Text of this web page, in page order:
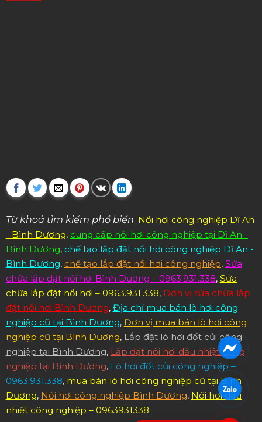
Từ khoá tìm kiếm phổ biến: Nồi hơi công nghiệp Dĩ An
- Bình Dương, cung cấp nồi hơi công nghiệp tại Dĩ An -
Bình Dương, chế tạo lắp đặt nồi hơi công nghiệp Dĩ An -
Bình Dương, chế tạo lắp đặt nồi hơi công nghiệp, Sửa
chữa lắp đặt nồi hơi Bình Dương – 0963.931.338, Sửa
chữa lắp đặt nồi hơi – 0963.931.338, Đơn vị sửa chữa lắp
đặt nồi hơi Bình Dương, Địa chỉ mua bán lò hơi công
nghiệp cũ tại Bình Dương, Đơn vị mua bán lò hơi công
nghiệp cũ tại Bình Dương, Lắp đặt lò hơi đốt củi công
nghiệp tại Bình Dương, Lắp đặt nồi hơi dầu nhiệt công
nghiệp tại Bình Dương, Lò hơi đốt củi công nghiệp –
0963.931.338, mua bán lò hơi công nghiệp cũ tại Bình
Dương, Nồi hơi công nghiệp Bình Dương, Nồi hơi dầu
nhiệt công nghiệp – 0963931338